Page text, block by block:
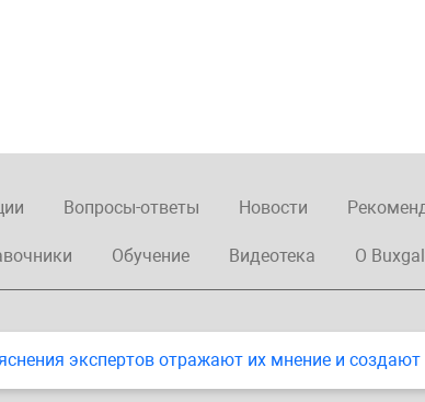
Вопросы-ответы Новости
Обучение Видеотека О
экспертов отражают их мнение и